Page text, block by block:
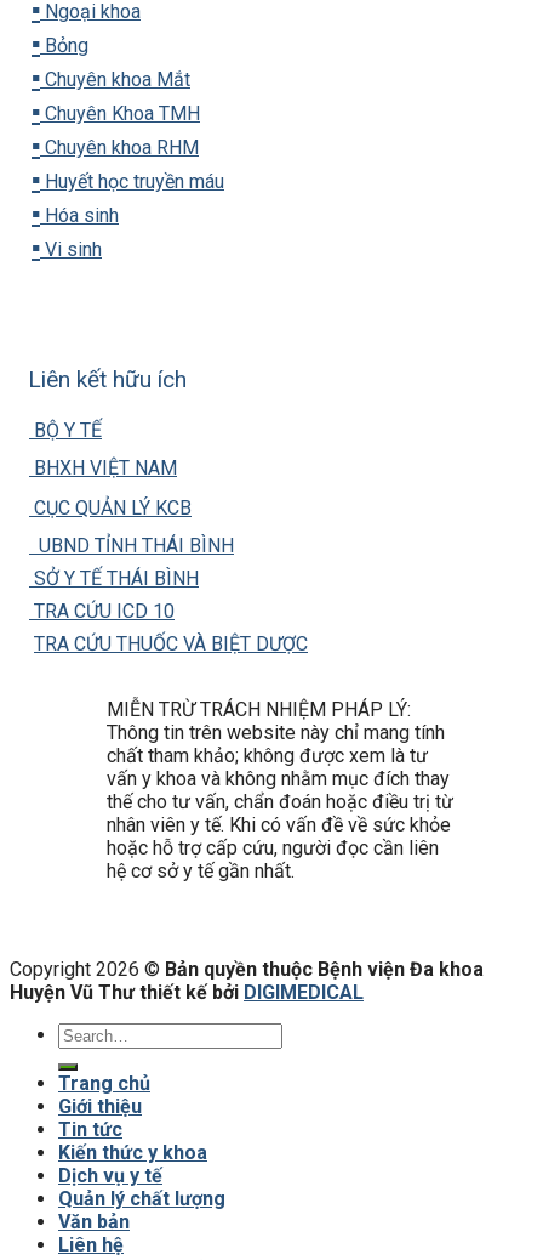
▪️ Ngoại khoa
▪️ Bỏng
▪️ Chuyên khoa Mắt
▪️ Chuyên Khoa TMH
▪️ Chuyên khoa RHM
▪️ Huyết học truyền máu
▪️ Hóa sinh
▪️ Vi sinh
Liên kết hữu ích
BỘ Y TẾ
BHXH VIỆT NAM
CỤC QUẢN LÝ KCB
UBND TỈNH THÁI BÌNH
SỞ Y TẾ THÁI BÌNH
TRA CỨU ICD 10
TRA CỨU THUỐC VÀ BIỆT DƯỢC
MIỄN TRỪ TRÁCH NHIỆM PHÁP LÝ:
Thông tin trên website này chỉ mang tính
chất tham khảo; không được xem là tư
vấn y khoa và không nhằm mục đích thay
thế cho tư vấn, chẩn đoán hoặc điều trị từ
nhân viên y tế. Khi có vấn đề về sức khỏe
hoặc hỗ trợ cấp cứu, người đọc cần liên
hệ cơ sở y tế gần nhất.
Copyright 2026 © Bản quyền thuộc Bệnh viện Đa khoa
Huyện Vũ Thư thiết kế bởi DIGIMEDICAL
Trang chủ
Giới thiệu
Tin tức
Kiến thức y khoa
Dịch vụ y tế
Quản lý chất lượng
Văn bản
Liên hệ